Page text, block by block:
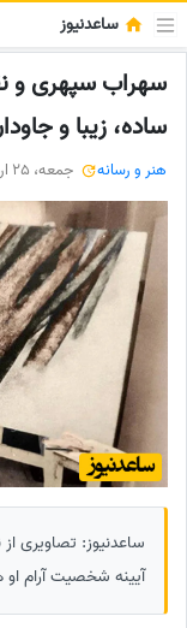
ساعدنیوز
سهراب سپهری و
ساده، زیبا و
هنر و رسانه جمعه، 25 اردیبهشت 1405
ساعدنیوز: تصاویری
آیینه شخصیت آرام